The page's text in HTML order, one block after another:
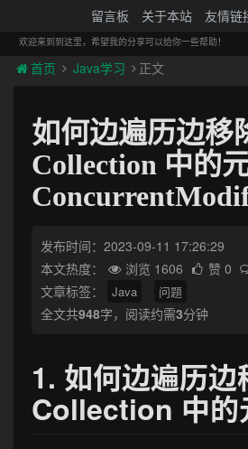
留言板 关于本站 友情链
欢迎来到到这里，希望我的分享可以给你一些帮助！
首页 Java学习 正文
如何边遍历边移
Collection 中的元
发布时间：2023-09-11 17:26:29
本文热度：
浏览 1606 赞 0
文章标签：
Java 问题
全文共948字，阅读约需3分钟
1. 如何边遍历边
Collection 中的